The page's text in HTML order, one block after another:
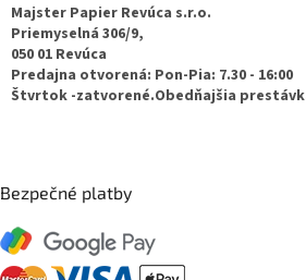
Majster Papier Revúca s.r.o.
Priemyselná 306/9,
050 01 Revúca
Predajna otvorená: Pon-Pia: 7.30 - 16:00
Štvrtok -zatvorené.Obedňajšia
Bezpečné platby